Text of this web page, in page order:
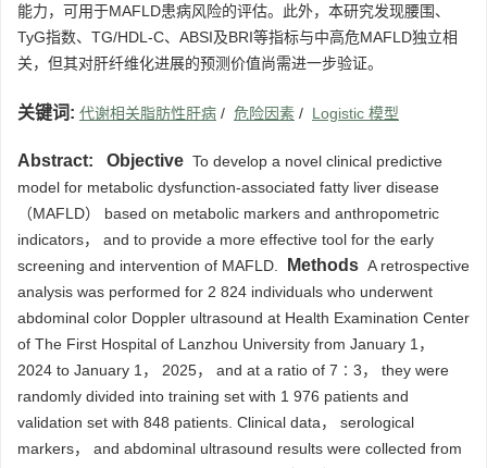
能力，可用于MAFLD患病风险的评估。此外，本研究发现腰围、
TyG指数、TG/HDL-C、ABSI及BRI等指标与中高危MAFLD独立相
关，但其对肝纤维化进展的预测价值尚需进一步验证。
关键词: 代谢相关脂肪性肝病 / 危险因素 / Logistic 模型
Abstract: Objective To develop a novel clinical predictive
model for metabolic dysfunction-associated fatty liver disease
（MAFLD） based on metabolic markers and anthropometric
indicators， and to provide a more effective tool for the early
screening and intervention of MAFLD.
Methods A retrospective
analysis was performed for 2 824 individuals who underwent
abdominal color Doppler ultrasound at Health Examination Center
of The First Hospital of Lanzhou University from January 1，
2024 to January 1， 2025， and at a ratio of 7∶3， they were
randomly divided into training set with 1 976 patients and
validation set with 848 patients. Clinical data， serological
markers， and abdominal ultrasound results were collected from